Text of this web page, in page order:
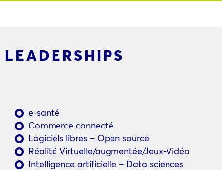
LEADERSHIPS
e-santé
Commerce connecté
Logiciels libres – Open source
Réalité Virtuelle/augmentée/Jeux-Vidéo
Intelligence artificielle – Data sciences